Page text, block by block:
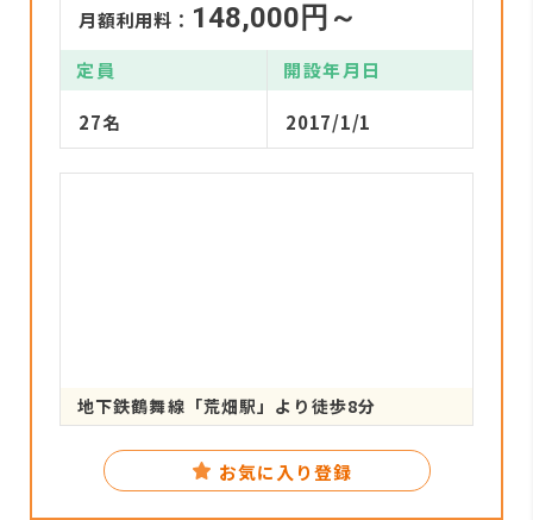
月額利用料： 148,000円～
定員 開設年月日
27名 2017/1/1
地下鉄鶴舞線「荒畑駅」より徒歩8分
お気に入り登録